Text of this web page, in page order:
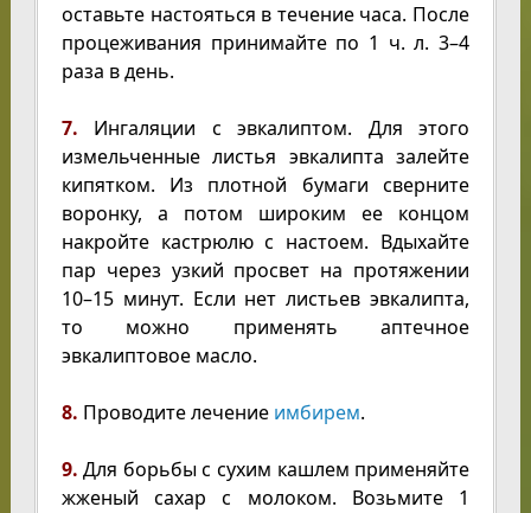
оставьте настояться в течение часа. После
процеживания принимайте по 1 ч. л. 3–4
раза в день.
7.
Ингаляции с эвкалиптом. Для этого
измельченные листья эвкалипта залейте
кипятком. Из плотной бумаги сверните
воронку, а потом широким ее концом
накройте кастрюлю с настоем. Вдыхайте
пар через узкий просвет на протяжении
10–15 минут. Если нет листьев эвкалипта,
то можно применять аптечное
эвкалиптовое масло.
8. Проводите лечение имбирем.
9. Для борьбы с сухим кашлем применяйте
жженый сахар с молоком. Возьмите 1